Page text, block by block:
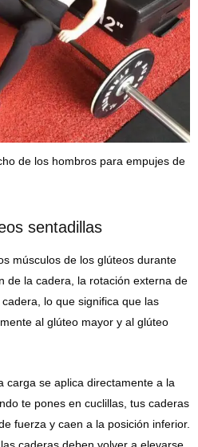
de los hombros para empujes de
sentadillas
músculos de los glúteos durante
de la cadera, la rotación externa de
lo que significa que las
al glúteo mayor y al glúteo
carga se aplica directamente a la
te pones en cuclillas, tus caderas
fuerza y ​​caen a la posición inferior.